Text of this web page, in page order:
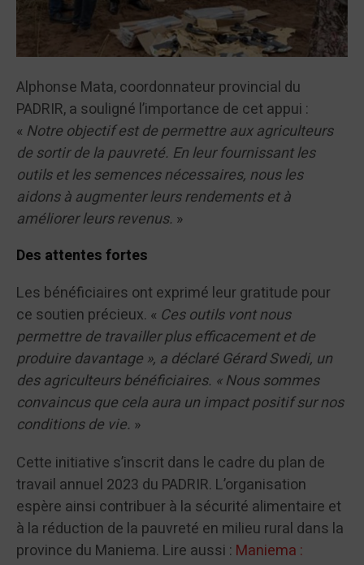
Alphonse Mata, coordonnateur provincial du
PADRIR, a souligné l’importance de cet appui :
« Notre objectif est de permettre aux agriculteurs
de sortir de la pauvreté. En leur fournissant les
outils et les semences nécessaires, nous les
aidons à augmenter leurs rendements et à
améliorer leurs revenus. »
Des attentes fortes
Les bénéficiaires ont exprimé leur gratitude pour
ce soutien précieux. « Ces outils vont nous
permettre de travailler plus efficacement et de
produire davantage », a déclaré Gérard Swedi, un
des agriculteurs bénéficiaires. « Nous sommes
convaincus que cela aura un impact positif sur nos
conditions de vie. »
Cette initiative s’inscrit dans le cadre du plan de
travail annuel 2023 du PADRIR. L’organisation
espère ainsi contribuer à la sécurité alimentaire et
à la réduction de la pauvreté en milieu rural dans la
province du Maniema. Lire aussi : Maniema :